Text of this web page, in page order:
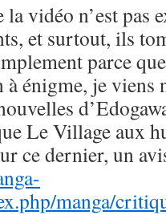
vidéo n’est pas
et surtout, ils
parce
énigme, je viens
Le Village aux
ce dernier, un
manga/